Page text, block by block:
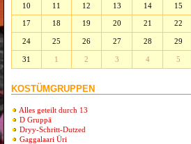
10 11 12 13 14 15
17 18 19 20 21 22
24 25 26 27 28 29
31 1 2 3 4 5
KOSTÜMGRUPPEN
Alles geteilt durch 13
D Gruppä
Dryy-Schritt-Dutzed
Gaggalaari Üri